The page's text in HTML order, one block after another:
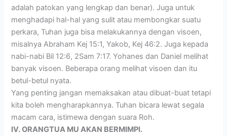
adalah patokan yang lengkap dan benar). Juga untuk
menghadapi hal-hal yang sulit atau membongkar suatu
perkara, Tuhan juga bisa melakukannya dengan visoen,
misalnya Abraham Kej 15:1, Yakob, Kej 46:2. Juga kepada
nabi-nabi Bil 12:6, 2Sam 7:17. Yohanes dan Daniel melihat
banyak visoen. Beberapa orang melihat visoen dan itu
betul-betul nyata.
Yang penting jangan memaksakan atau dibuat-buat tetapi
kita boleh mengharapkannya. Tuhan bicara lewat segala
macam cara, istimewa dengan suara Roh.
IV. ORANGTUA MU AKAN BERMIMPI.